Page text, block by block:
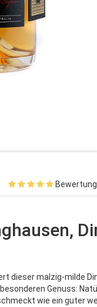
dieser malzig-milde
Genuss:
wie ein guter